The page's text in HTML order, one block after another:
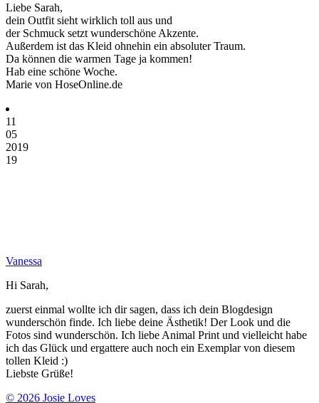
Liebe Sarah,
dein Outfit sieht wirklich toll aus und
der Schmuck setzt wunderschöne Akzente.
Außerdem ist das Kleid ohnehin ein absoluter Traum.
Da können die warmen Tage ja kommen!
Hab eine schöne Woche.
Marie von HoseOnline.de
11
05
2019
19
Vanessa
Hi Sarah,
zuerst einmal wollte ich dir sagen, dass ich dein Blogdesign
wunderschön finde. Ich liebe deine Ästhetik! Der Look und die
Fotos sind wunderschön. Ich liebe Animal Print und vielleicht habe
ich das Glück und ergattere auch noch ein Exemplar von diesem
tollen Kleid :)
Liebste Grüße!
© 2026 Josie Loves